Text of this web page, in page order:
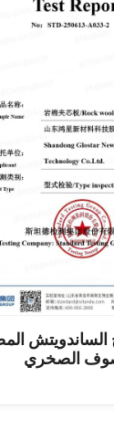
الساندويتش
الصخري